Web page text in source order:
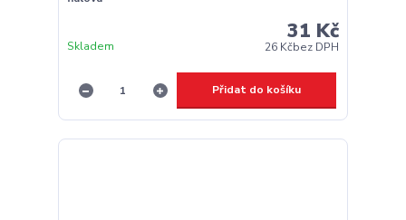
31 Kč
26 Kčbez DPH
Skladem
Přidat do košíku